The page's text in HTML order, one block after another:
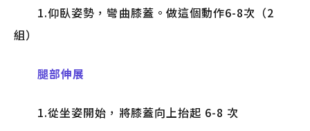
1.仰臥姿勢，彎曲膝蓋。做這個動作6-8次（2
組）
腿部伸展
1.從坐姿開始，將膝蓋向上抬起 6-8 次